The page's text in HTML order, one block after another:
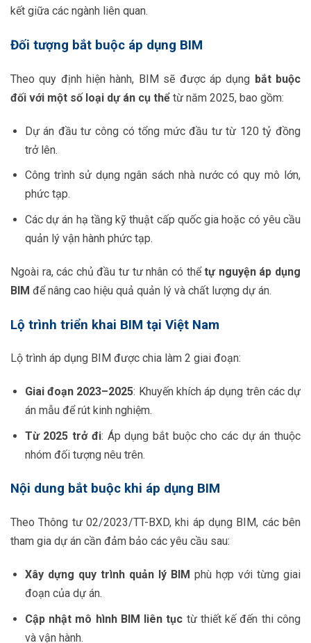
kết giữa các ngành liên quan.
Đối tượng bắt buộc áp dụng BIM
Theo quy định hiện hành, BIM sẽ được áp dụng bắt buộc
đối với một số loại dự án cụ thể từ năm 2025, bao gồm:
Dự án đầu tư công có tổng mức đầu tư từ 120 tỷ đồng
trở lên.
Công trình sử dụng ngân sách nhà nước có quy mô lớn,
phức tạp.
Các dự án hạ tầng kỹ thuật cấp quốc gia hoặc có yêu cầu
quản lý vận hành phức tạp.
Ngoài ra, các chủ đầu tư tư nhân có thểtự nguyện áp dụng
BIM để nâng cao hiệu quả quản lý và chất lượng dự án.
Lộ trình triển khai BIM tại Việt Nam
Lộ trình áp dụng BIM được chia làm 2 giai đoạn:
Giai đoạn 2023–2025: Khuyến khích áp dụng trên các dự
án mẫu để rút kinh nghiệm.
Từ 2025 trở đi: Áp dụng bắt buộc cho các dự án thuộc
nhóm đối tượng nêu trên.
Nội dung bắt buộc khi áp dụng BIM
Theo Thông tư 02/2023/TT-BXD, khi áp dụng BIM, các bên
tham gia dự án cần đảm bảo các yêu cầu sau:
Xây dựng quy trình quản lý BIM phù hợp với từng giai
đoạn của dự án.
Cập nhật mô hình BIM liên tục từ thiết kế đến thi công
và vận hành.